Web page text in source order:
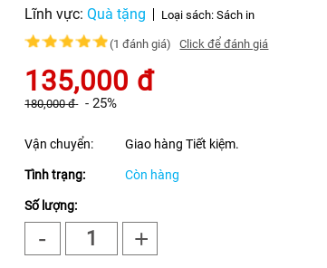
Lĩnh vực:Quà tặng Loại sách:Sách in
(1 đánh giá) Click để đánh giá
135,000 đ
180,000 đ -25%
Vận chuyển: Giao hàng Tiết kiệm.
Tình trạng: Còn hàng
Số lượng:
- 1 +